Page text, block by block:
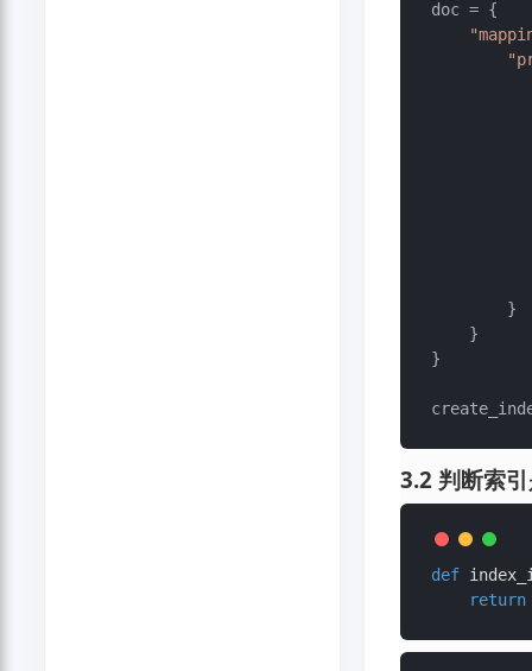
doc = {
}
3.2 判断索
def
return